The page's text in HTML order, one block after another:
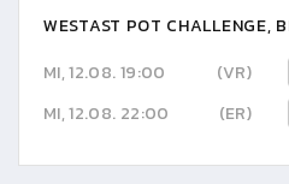
WESTAST POT CHALLENGE,
MI, 12.08. 19:00
(VR)
MI, 12.08. 22:00
(ER)